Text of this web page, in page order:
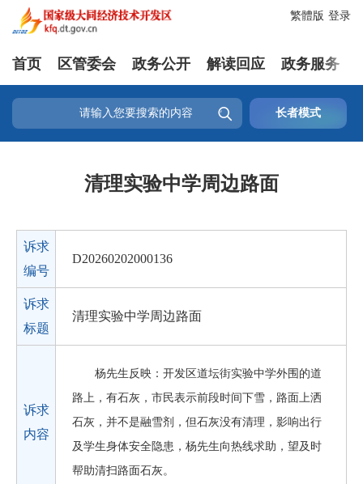
登录
繁體版
首页 区管委会 政务公开 解读回应 政务服务
 长者模式
清理实验中学周边路面
诉求
编号
D20260202000136
诉求
标题
清理实验中学周边路面
诉求
内容
杨先生反映：开发区道坛街实验中学外围的道
路上，有石灰，市民表示前段时间下雪，路面上洒
石灰，并不是融雪剂，但石灰没有清理，影响出行
及学生身体安全隐患，杨先生向热线求助，望及时
帮助清扫路面石灰。